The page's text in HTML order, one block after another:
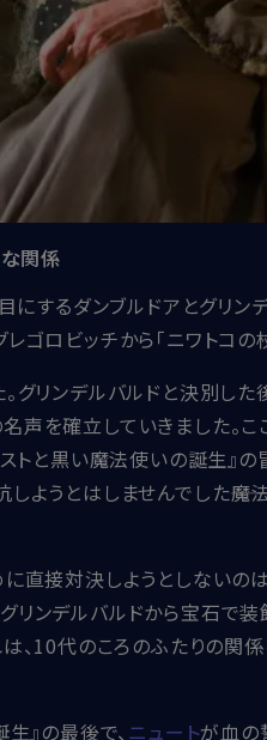
な関係
目にするダンブルドアとグ
ゴロビッチから「ニワトコ
グリンデルバルドと決別
声を確立していきました。
トと黒い魔法使いの誕生
ようとはしませんでした
直接対決しようとしない
ンデルバルドから宝石で
、10代のころのふたりの
』の最後で、 ニュートが血の